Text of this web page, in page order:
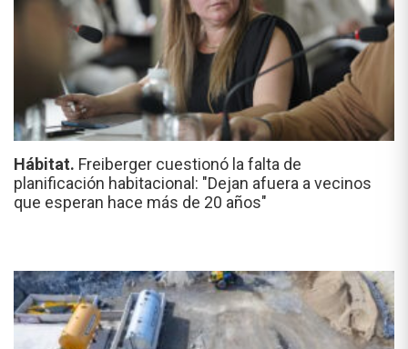
Hábitat. Freiberger cuestionó la falta de
planificación habitacional: "Dejan afuera a vecinos
que esperan hace más de 20 años"